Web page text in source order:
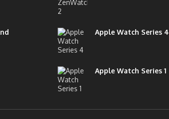
Apple Watch Series 4
Apple Watch Series 1